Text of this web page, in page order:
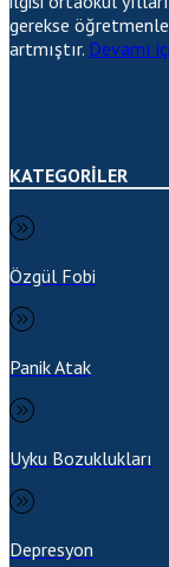
gerekse
artmıştır. Devamı
KATEGORİLER
Özgül Fobi
Panik Atak
Uyku Bozuklukları
Depresyon